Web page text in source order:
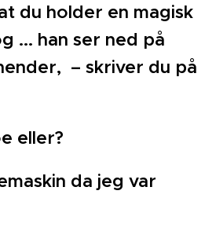
du holder en magisk
... han ser ned på
– skriver du på
eller?
da jeg var